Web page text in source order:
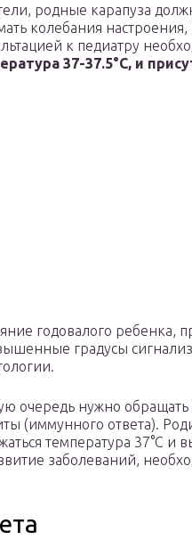
родные карапуза
колебания
к педиатру
37-37.5°С, и
годовалого ребенка,
градусы
очередь нужно
(иммунного ответа).
температура 37°С и
заболеваний,